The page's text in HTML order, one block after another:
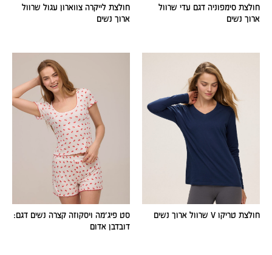
חולצת סימפוניה דגם עדי שרוול
ארוך נשים
חולצת לייקרה צווארון עגול שרוול
ארוך נשים
חולצת טריקו V שרוול ארוך נשים
סט פיג׳מה ויסקוזה קצרה נשים דגם:
דובדבן אדום